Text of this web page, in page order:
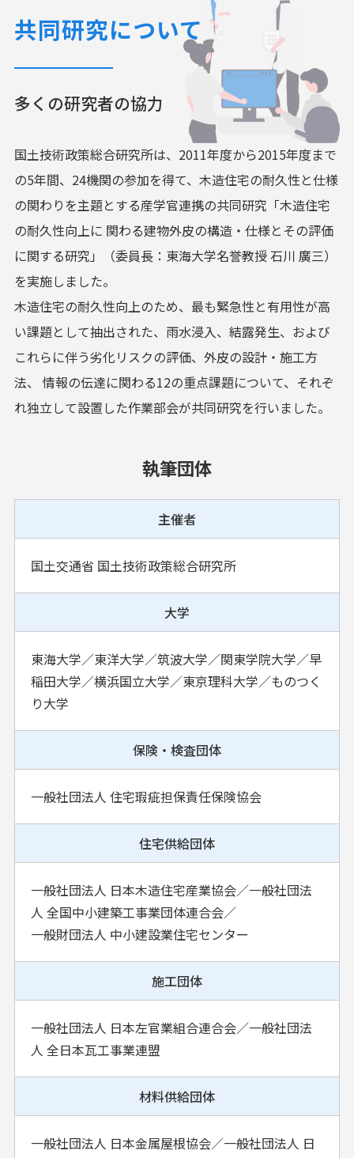
共同研究について
多くの研究者の協力
国土技術政策総合研究所は、2011年度から2015年度まで
の5年間、24機関の参加を得て、木造住宅の耐久性と仕様
の関わりを主題とする産学官連携の共同研究「木造住宅
の耐久性向上に 関わる建物外皮の構造・仕様とその評価
に関する研究」（委員長：東海大学名誉教授 石川 廣三）
を実施しました。
木造住宅の耐久性向上のため、最も緊急性と有用性が高
い課題として抽出された、雨水浸入、結露発生、および
これらに伴う劣化リスクの評価、外皮の設計・施工方
法、 情報の伝達に関わる12の重点課題について、それぞ
れ独立して設置した作業部会が共同研究を行いました。
執筆団体
主催者
国土交通省 国土技術政策総合研究所
大学
東海大学／東洋大学／筑波大学／関東学院大学／早
稲田大学／横浜国立大学／東京理科大学／ものつく
り大学
保険・検査団体
一般社団法人 住宅瑕疵担保責任保険協会
住宅供給団体
一般社団法人 日本木造住宅産業協会／一般社団法
人 全国中小建築工事業団体連合会／
一般財団法人 中小建設業住宅センター
施工団体
一般社団法人 日本左官業組合連合会／一般社団法
人 全日本瓦工事業連盟
材料供給団体
一般社団法人 日本金属屋根協会／一般社団法人 日